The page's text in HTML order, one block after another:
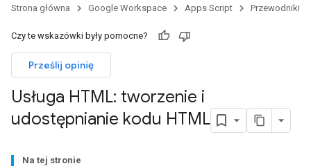
Strona główna Google Workspace Apps Script Przewodniki
Czy te wskazówki były pomocne?
Prześlij opinię
Usługa HTML: tworzenie i
udostępnianie kodu HTML
Na tej stronie